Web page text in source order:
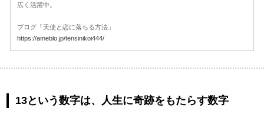
広く活躍中。
ブログ「天使と恋に落ちる方法」
https://ameblo.jp/tensinikoi444/
13という数字は、人生に奇跡をもたらす数字